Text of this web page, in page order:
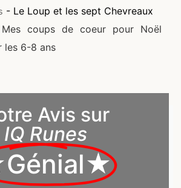
- Le Loup et les sept Chevreaux
coups de coeur pour Noël
les 6-8 ans
Avis sur
IQ Runes